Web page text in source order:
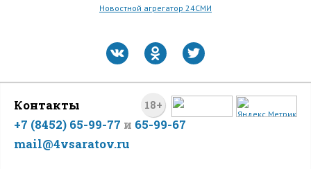
Новостной агрегатор 24СМИ
18+
Контакты
+7 (8452) 65-99-77 и 65-99-67
mail@4vsaratov.ru